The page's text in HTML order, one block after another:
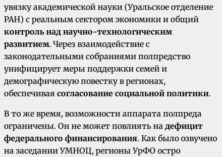
увязку академической науки (Уральское отделение
РАН) с реальным сектором экономики и общий
контроль над научно-технологическим
развитием. Через взаимодействие с
законодательными собраниями полпредство
унифицирует меры поддержки семей и
демографическую повестку в регионах,
обеспечивая согласование социальной политики.
В то же время, возможности аппарата полпреда
ограничены. Он не может повлиять на дефицит
федерального финансирования. Как было озвучено
на заседании УМНОЦ, регионы УрФО остро